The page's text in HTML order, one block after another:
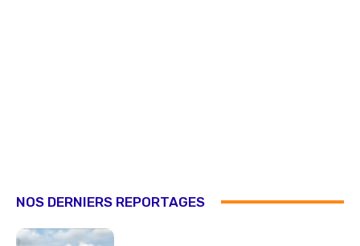
NOS DERNIERS REPORTAGES